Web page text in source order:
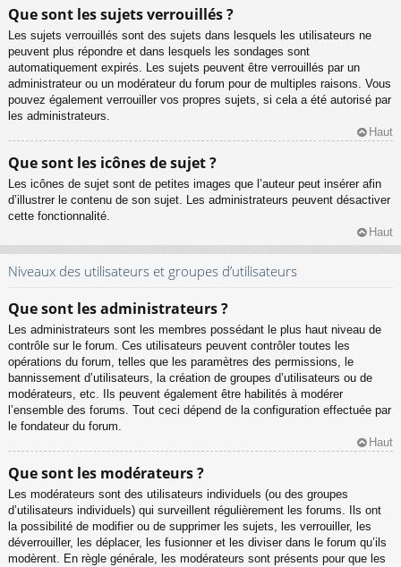
Que sont les sujets verrouillés ?
Les sujets verrouillés sont des sujets dans lesquels les utilisateurs ne
peuvent plus répondre et dans lesquels les sondages sont
automatiquement expirés. Les sujets peuvent être verrouillés par un
administrateur ou un modérateur du forum pour de multiples raisons. Vous
pouvez également verrouiller vos propres sujets, si cela a été autorisé par
les administrateurs.
Haut
Que sont les icônes de sujet ?
Les icônes de sujet sont de petites images que l’auteur peut insérer afin
d’illustrer le contenu de son sujet. Les administrateurs peuvent désactiver
cette fonctionnalité.
Haut
Niveaux des utilisateurs et groupes d’utilisateurs
Que sont les administrateurs ?
Les administrateurs sont les membres possédant le plus haut niveau de
contrôle sur le forum. Ces utilisateurs peuvent contrôler toutes les
opérations du forum, telles que les paramètres des permissions, le
bannissement d’utilisateurs, la création de groupes d’utilisateurs ou de
modérateurs, etc. Ils peuvent également être habilités à modérer
l’ensemble des forums. Tout ceci dépend de la configuration effectuée par
le fondateur du forum.
Haut
Que sont les modérateurs ?
Les modérateurs sont des utilisateurs individuels (ou des groupes
d’utilisateurs individuels) qui surveillent régulièrement les forums. Ils ont
la possibilité de modifier ou de supprimer les sujets, les verrouiller, les
déverrouiller, les déplacer, les fusionner et les diviser dans le forum qu’ils
modèrent. En règle générale, les modérateurs sont présents pour que les